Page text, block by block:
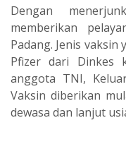
Dengan
memberikan
Padang. Jenis vaksin
Pfizer dari Dinkes
anggota TNI,
Vaksin diberikan
dewasa